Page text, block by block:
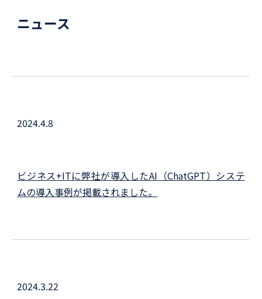
ニュース
2024.4.8
ビジネス+ITに弊社が導入したAI（ChatGPT）システ
ムの導入事例が掲載されました。
2024.3.22